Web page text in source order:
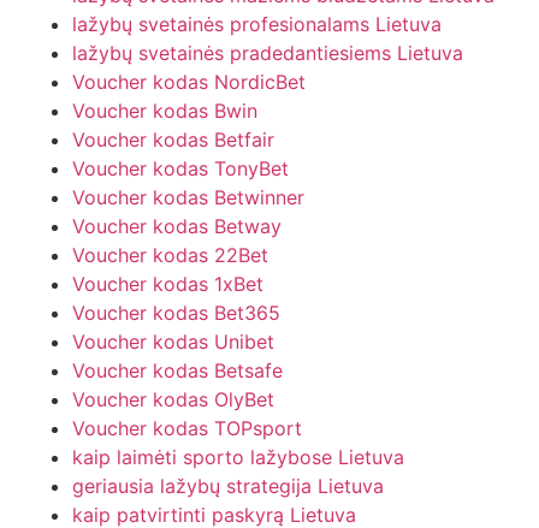
lažybų svetainės profesionalams Lietuva
lažybų svetainės pradedantiesiems Lietuva
Voucher kodas NordicBet
Voucher kodas Bwin
Voucher kodas Betfair
Voucher kodas TonyBet
Voucher kodas Betwinner
Voucher kodas Betway
Voucher kodas 22Bet
Voucher kodas 1xBet
Voucher kodas Bet365
Voucher kodas Unibet
Voucher kodas Betsafe
Voucher kodas OlyBet
Voucher kodas TOPsport
kaip laimėti sporto lažybose Lietuva
geriausia lažybų strategija Lietuva
kaip patvirtinti paskyrą Lietuva